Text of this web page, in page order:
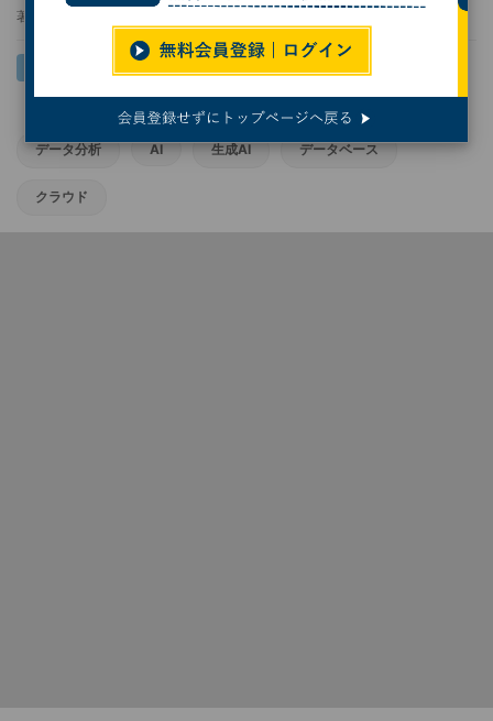
著者：
データ分析 AI 生成AI データベース
クラウド